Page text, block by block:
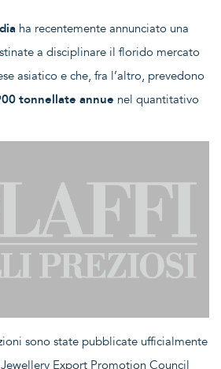
ha recentemente annunciato una
a disciplinare il florido mercato
asiatico e che, fra l’altro, prevedono
tonnellate annue nel quantitativo
sono state pubblicate ufficialmente
Export Promotion Council